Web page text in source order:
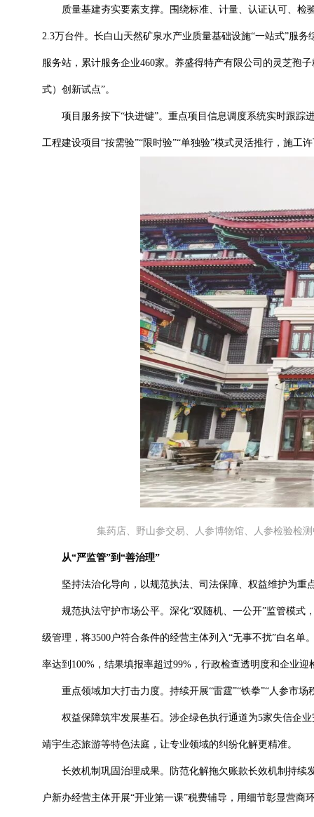
质量基建夯实要素支撑。围绕标准、计量、认证认可、检验
2.3万台件。长白山天然矿泉水产业质量基础设施“一站式”服
服务站，累计服务企业460家。养盛得特产有限公司的灵芝孢
式）创新试点”。
项目服务按下“快进键”。重点项目信息调度系统实时跟踪进
工程建设项目“按需验”“限时验”“单独验”模式灵活推行，施
集药店、野山参交易、人参博物馆、人参检验检
从“严监管”到“善治理”
坚持法治化导向，以规范执法、司法保障、权益维护为重
规范执法守护市场公平。深化“双随机、一公开”监管模式，
级管理，将3500户符合条件的经营主体列入“无事不扰”白名
率达到100%，结果填报率超过99%，行政检查透明度和企业迎
重点领域加大打击力度。持续开展“雷霆”“铁拳”“人参市场
权益保障筑牢发展基石。涉企绿色执行通道为5家失信企业
靖宇生态旅游等特色法庭，让专业领域的纠纷化解更精准。
长效机制巩固治理成果。防范化解拖欠账款长效机制持续发
户新办经营主体开展“开业第一课”税费辅导，用细节彰显营商